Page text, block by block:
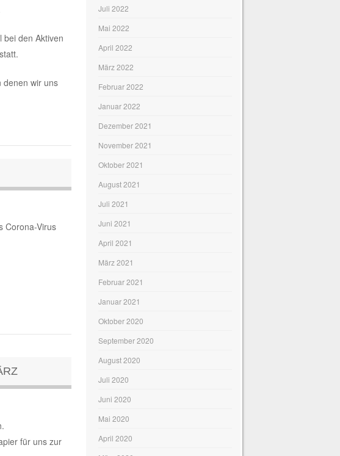
bei den Aktiven
denen wir uns
Corona-Virus
für uns zur
Juli 2022
Mai 2022
April 2022
März 2022
Februar 2022
Januar 2022
Dezember 2021
November 2021
Oktober 2021
August 2021
Juli 2021
Juni 2021
April 2021
März 2021
Februar 2021
Januar 2021
Oktober 2020
September 2020
August 2020
Juli 2020
Juni 2020
Mai 2020
April 2020